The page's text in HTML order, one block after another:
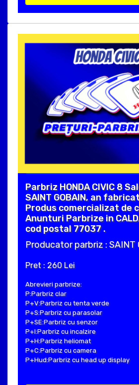
Parbriz HONDA CIVIC 8
SAINT GOBAIN, an
Produs comercializat de
Anunturi Parbrize in
cod postal 77037 .
Producator parbriz : SAINT
Pret : 260 Lei
Abrevieri parbrize:
P:Parbriz clar
P+V:Parbriz cu tenta verde
P+S:Parbriz cu parasolar
P+SE:Parbriz cu senzor
P+I:Parbriz cu incalzire
P+H:Parbriz heliomat
P+C:Parbriz cu camera
P+Hud:Parbriz cu head up display